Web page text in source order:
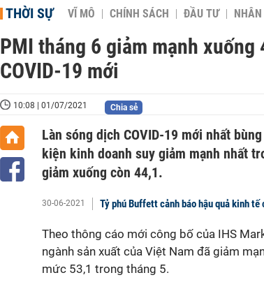
THỜI SỰ VĨ MÔ CHÍNH SÁCH ĐẦU TƯ
PMI tháng 6 giảm mạnh
COVID-19 mới
10:08 | 01/07/2021 Chia sẻ
Làn sóng dịch COVID-19 mới nhất
kiện kinh doanh suy giảm mạnh nhất
giảm xuống còn 44,1.
30-06-2021 Tỷ phú Buffett cảnh báo hậu quả kinh
Theo thông cáo mới công bố của IHS
ngành sản xuất của Việt Nam đã giảm
mức 53,1 trong tháng 5.